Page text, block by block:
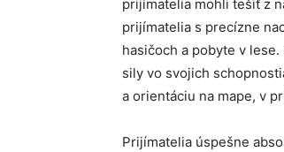
prijímatelia mohli tešiť z
prijímatelia s precízne
hasičoch a pobyte v
sily vo svojich
a orientáciu na mape, v
Prijímatelia úspešne